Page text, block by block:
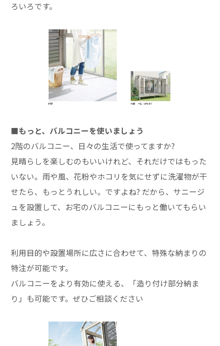
ろいろです。
■もっと、バルコニーを使いましょう
2階のバルコニー、日々の生活で使ってますか?
見晴らしを楽しむのもいいけれど、それだけではもった
いない。雨や風、花粉やホコリを気にせずに洗濯物が干
せたら、もっとうれしい。ですよね? だから、サニージ
ュを設置して、お宅のバルコニーにもっと働いてもらい
ましょう。
利用目的や設置場所に広さに合わせて、特殊な納まりの
特注が可能です。
バルコニーをより有効に使える、「造り付け部分納ま
り」も可能です。ぜひご相談ください